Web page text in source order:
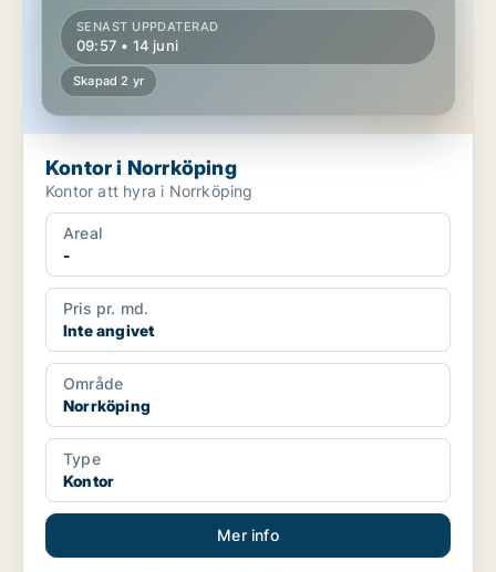
SENAST UPPDATERAD
09:57 • 14 juni
Skapad 2 yr
Kontor i Norrköping
Kontor att hyra i Norrköping
Areal
-
Pris pr. md.
Inte angivet
Område
Norrköping
Type
Kontor
Mer info